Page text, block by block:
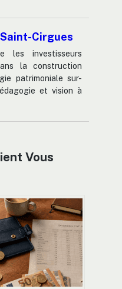
Cirgues
les investisseurs
la construction
patrimoniale sur-
et vision à
Vous